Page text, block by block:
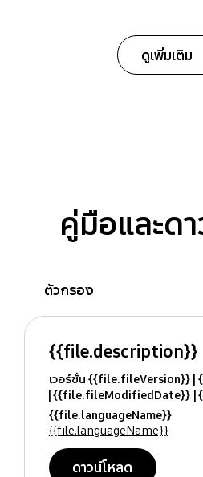
ดูเพิ่มเติม
คู่มือและด
ตัวกรอง
{{file.description}}
เวอร์ชั่น {{file.fileVersion}}
{{file.fileModifiedDate}}
{{file.languageName}}
{{file.languageName}}
ดาวน์โหลด